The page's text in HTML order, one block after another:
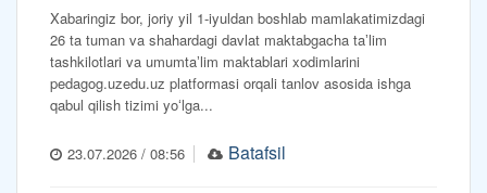
Xabaringiz bor, joriy yil 1-iyuldan boshlab mamlakatimizdagi
26 ta tuman va shahardagi davlat maktabgacha taʼlim
tashkilotlari va umumtaʼlim maktablari xodimlarini
pedagog.uzedu.uz platformasi orqali tanlov asosida ishga
qabul qilish tizimi yoʻlga...
23.07.2026 / 08:56 Batafsil